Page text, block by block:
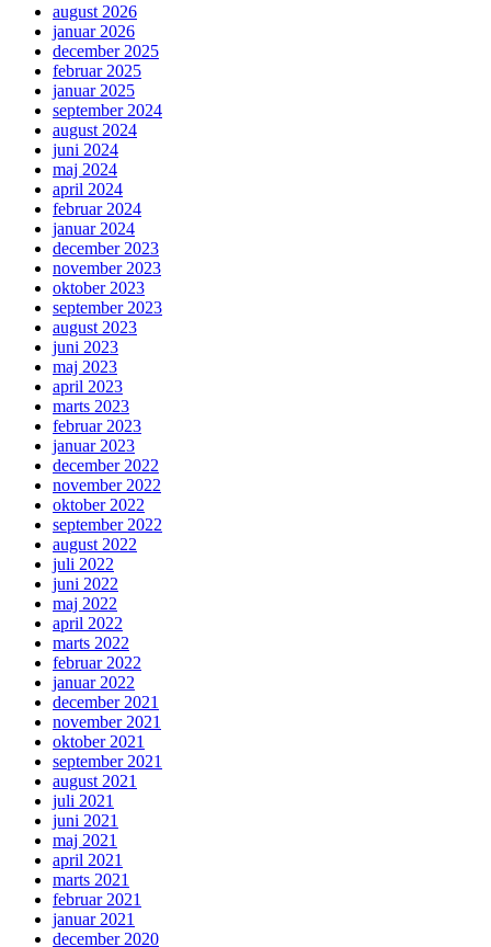
august 2026
januar 2026
december 2025
februar 2025
januar 2025
september 2024
august 2024
juni 2024
maj 2024
april 2024
februar 2024
januar 2024
december 2023
november 2023
oktober 2023
september 2023
august 2023
juni 2023
maj 2023
april 2023
marts 2023
februar 2023
januar 2023
december 2022
november 2022
oktober 2022
september 2022
august 2022
juli 2022
juni 2022
maj 2022
april 2022
marts 2022
februar 2022
januar 2022
december 2021
november 2021
oktober 2021
september 2021
august 2021
juli 2021
juni 2021
maj 2021
april 2021
marts 2021
februar 2021
januar 2021
december 2020